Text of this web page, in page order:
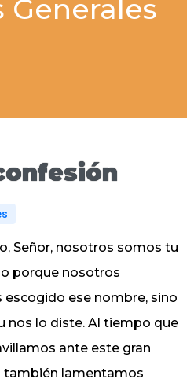
Generales
Señor, nosotros somos tu
porque nosotros
escogido ese nombre, sino
nos lo diste. Al tiempo que
ante este gran
también lamentamos